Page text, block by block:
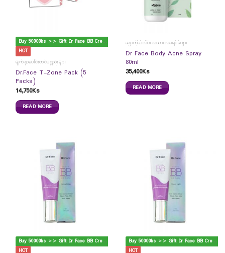
B
uy 50000ks >> Gift Dr Face BB Cream
HOT
မျက်နှာပေါင်းတင်ပစ္စည်းများ
Dr.Face T-Zone Pack (5
Packs)
14,750Ks
READ MORE
ခန္ဓာကိုယ်လိမ်းအသားလှခရင်ခ်များ
Dr Face Body Acne Spray
80ml
35,400Ks
READ MORE
B
uy 50000ks >> Gift Dr Face BB Cream
HOT
B
uy 50000ks >> Gift Dr Face BB Cream
HOT